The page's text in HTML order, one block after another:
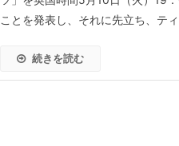
ことを発表し、それに先立ち、テ
続きを読む